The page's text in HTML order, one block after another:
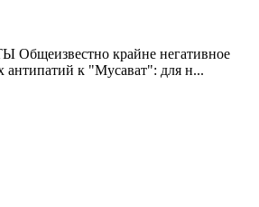
крайне негативное
антипатий к "Мусават": для н...